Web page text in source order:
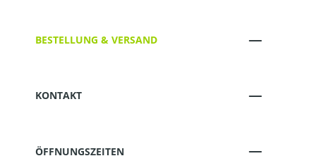
BESTELLUNG & VERSAND
KONTAKT
ÖFFNUNGSZEITEN